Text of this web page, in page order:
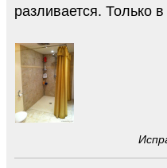
разливается. Только